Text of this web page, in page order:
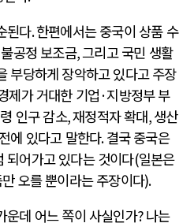
된다.한편에서는 중국이 상품 수
공정 보조금,그리고 국민 생활
부당하게 장악하고 있다고 주장
제가 거대한 기업 ·지방정부 부
인구 감소,재정적자 확대,생산
에 있다고 말한다.결국 중국은
되어가고 있다는 것이다(일본은
오를 뿐이라는 주장이다).
운데 어느 쪽이 사실인가?나는